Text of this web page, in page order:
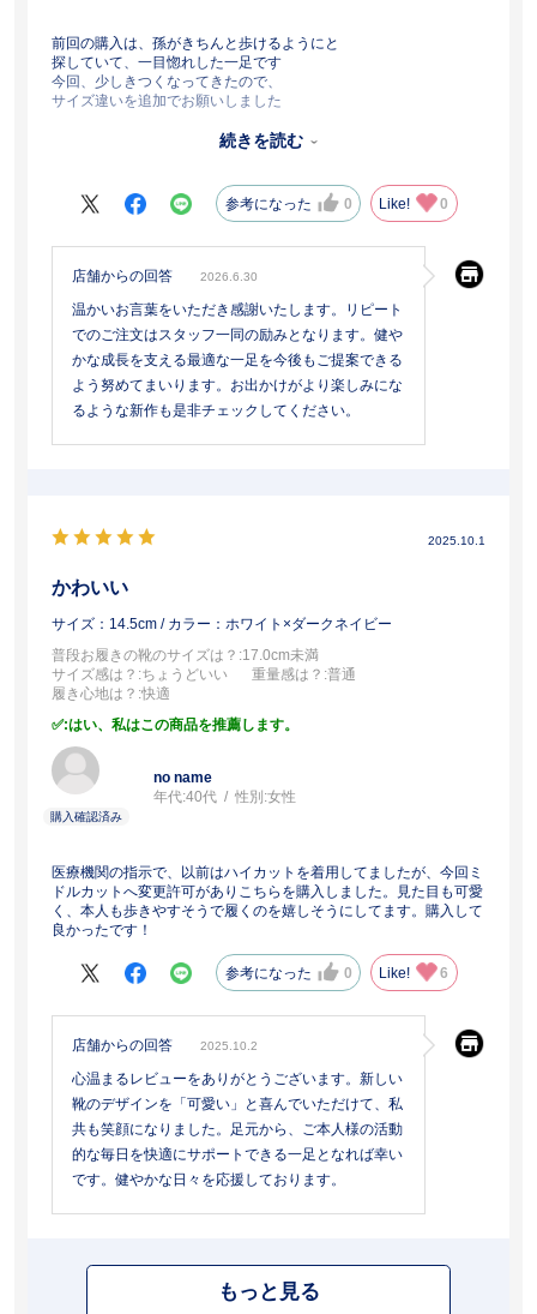
前回の購入は、孫がきちんと歩けるようにと
探していて、一目惚れした一足です
今回、少しきつくなってきたので、
サイズ違いを追加でお願いしました
親である娘からも、足首がきちんと固定されて
続きを読む
参考になった 0 Like! 0
店舗からの回答 2026.6.30
温かいお言葉をいただき感謝いたします。リピート
でのご注文はスタッフ一同の励みとなります。健や
かな成長を支える最適な一足を今後もご提案できる
よう努めてまいります。お出かけがより楽しみにな
るような新作も是非チェックしてください。
2025.10.1
かわいい
サイズ：14.5cm / カラー：ホワイト×ダークネイビー
普段お履きの靴のサイズは？ :17.0cm未満
サイズ感は？ :ちょうどいい 重量感は？ :普通
履き心地は？ :快適
:はい、私はこの商品を推薦します。
no name
年代:40代 性別:女性
医療機関の指示で、以前はハイカットを着用してましたが、今回ミ
ドルカットへ変更許可がありこちらを購入しました。見た目も可愛
く、本人も歩きやすそうで履くのを嬉しそうにしてます。購入して
良かったです！
参考になった 0 Like! 6
店舗からの回答 2025.10.2
心温まるレビューをありがとうございます。新しい
靴のデザインを「可愛い」と喜んでいただけて、私
共も笑顔になりました。足元から、ご本人様の活動
的な毎日を快適にサポートできる一足となれば幸い
です。健やかな日々を応援しております。
もっと見る